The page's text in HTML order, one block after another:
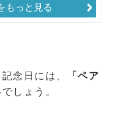
もっと見る
念日には、
「ペア
しょう。